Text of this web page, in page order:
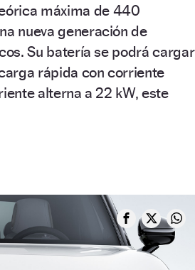
máxima de 440
nueva generación de
Su batería se podrá cargar
rápida con corriente
alterna a 22 kW, este